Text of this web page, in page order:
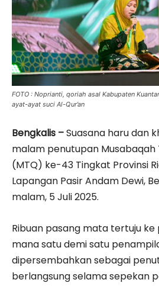
FOTO : Noprianti, qoriah asal Kabupaten
ayat-ayat suci Al-Qur’an
Bengkalis –Suasana haru dan
malam penutupan Musabaqah
(MTQ) ke-43 Tingkat Provinsi
Lapangan Pasir Andam Dewi,
malam, 5 Juli 2025.
Ribuan pasang mata tertuju ke
mana satu demi satu
dipersembahkan sebagai
berlangsung selama sepekan